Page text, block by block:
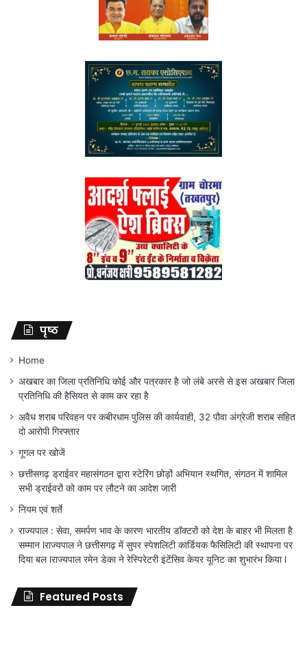
पृष्ठ
Home
अखबार का जिला प्रतिनिधि कोई और पत्रकार है जो लंबे अरसे से इस अखबार जिला
प्रतिनिधि की हैसियत से काम कर रहा है
अवैध शराब परिवहन पर कबीरधाम पुलिस की कार्यवाही, 32 पौवा अंग्रेजी शराब सहित
दो आरोपी गिरफ्तार
गूगल पर खोजें
छत्तीसगढ़ ड्राईवर महासंगठन द्वारा स्टेरिंग छोड़ों अभियान स्थगित, संगठन में शामिल
सभी ड्राईवरों को काम पर लौटने का आदेश जारी
नियम एवं शर्ते
राज्यपाल : सेवा, समर्पण भाव के कारण भारतीय डॉक्टरों को देश के बाहर भी मिलता है
सम्मान lराज्यपाल ने छत्तीसगढ़ में सुपर स्पेशलिटी कार्डियक फैसिलिटी की स्थापना पर
दिया बल lराज्यपाल रमेन डेका ने रेस्पिरेटरी इंटेंसिव केयर यूनिट का शुभारंभ किया l
Featured Posts